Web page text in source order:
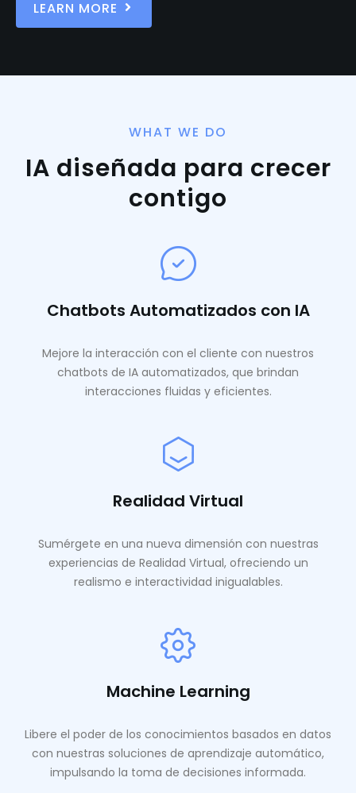
LEARN MORE
WHAT WE DO
IA diseñada para crecer
contigo
Chatbots Automatizados con IA
Mejore la interacción con el cliente con nuestros
chatbots de IA automatizados, que brindan
interacciones fluidas y eficientes.
Realidad Virtual
Sumérgete en una nueva dimensión con nuestras
experiencias de Realidad Virtual, ofreciendo un
realismo e interactividad inigualables.
Machine Learning
Libere el poder de los conocimientos basados ​​en datos
con nuestras soluciones de aprendizaje automático,
impulsando la toma de decisiones informada.